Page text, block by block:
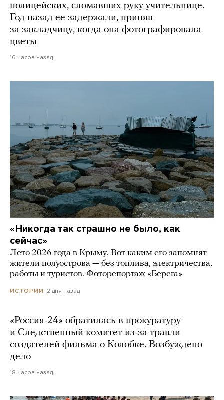
полицейских, сломавших руку учительнице.
Год назад ее задержали, приняв
за закладчицу, когда она фотографировала
цветы
16 часов назад
«Никогда так страшно не было, как
сейчас»
Лето 2026 года в Крыму. Вот каким его запомнят
жители полуострова — без топлива, электричества,
работы и туристов. Фоторепортаж «Берега»
ИСТОРИИ 2 дня назад
«Россия-24» обратилась в прокуратуру
и Следственный комитет из-за травли
создателей фильма о Колобке. Возбуждено
дело
18 часов назад